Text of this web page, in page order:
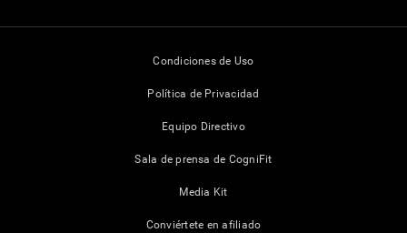
Condiciones de Uso
Política de Privacidad
Equipo Directivo
Sala de prensa de CogniFit
Media Kit
Conviértete en afiliado